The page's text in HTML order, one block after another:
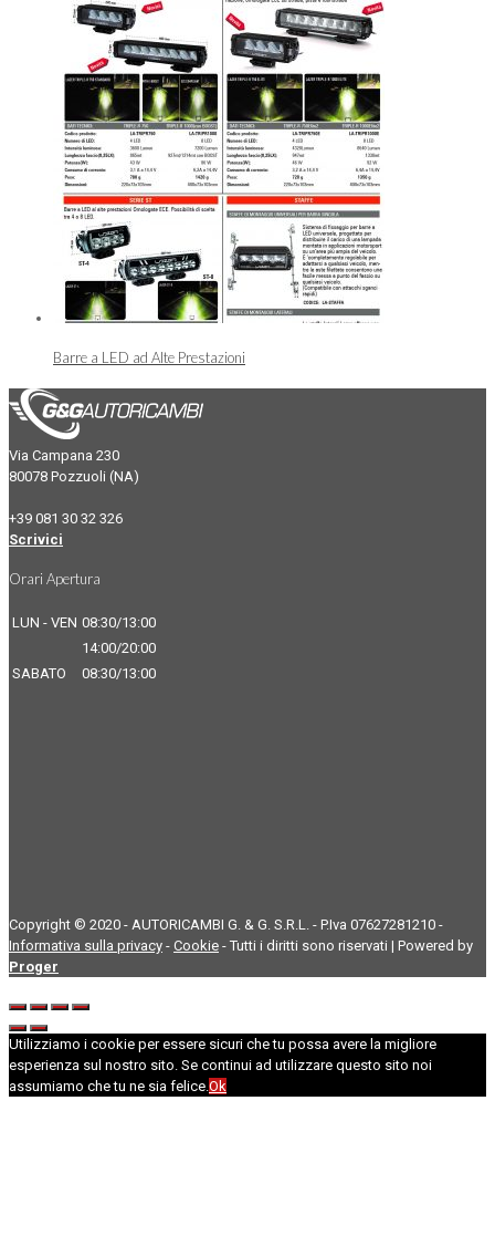
Barre a LED ad Alte Prestazioni
Via Campana 230
80078 Pozzuoli (NA)
+39 081 30 32 326
Scrivici
Orari Apertura
LUN - VEN 08:30/13:00
14:00/20:00
SABATO
08:30/13:00
Copyright © 2020 - AUTORICAMBI G. & G. S.R.L. - P.Iva 07627281210 -
Informativa sulla privacy - Cookie - Tutti i diritti sono riservati | Powered by
Proger
Utilizziamo i cookie per essere sicuri che tu possa avere la migliore
esperienza sul nostro sito. Se continui ad utilizzare questo sito noi
assumiamo che tu ne sia felice.Ok